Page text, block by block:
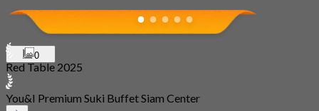
0
Red Table 2025
You&I Premium Suki Buffet Siam Center